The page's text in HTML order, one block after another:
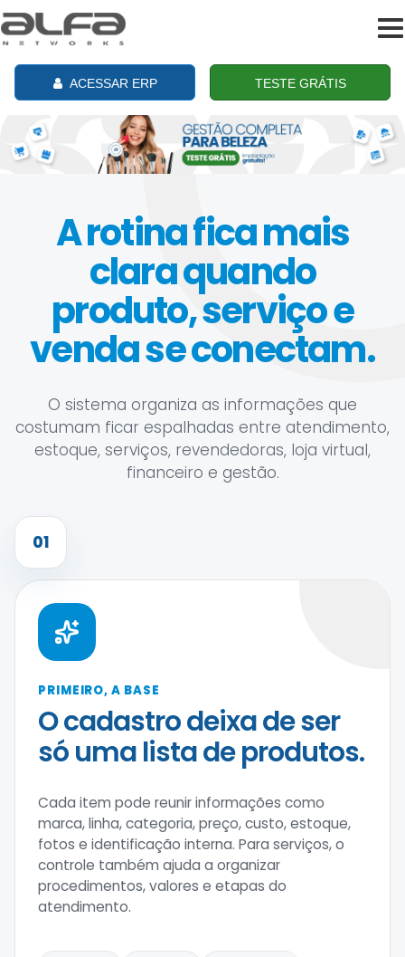
ACESSAR ERP TESTE GRÁTIS
A rotina fica mais
clara quando
produto, serviço e
venda se conectam.
O sistema organiza as informações que
costumam ficar espalhadas entre atendimento,
estoque, serviços, revendedoras, loja virtual,
financeiro e gestão.
01
PRIMEIRO, A BASE
O cadastro deixa de ser
só uma lista de produtos.
Cada item pode reunir informações como
marca, linha, categoria, preço, custo, estoque,
fotos e identificação interna. Para serviços, o
controle também ajuda a organizar
procedimentos, valores e etapas do
atendimento.